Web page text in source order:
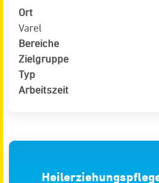
Ort
Varel
Bereiche
Zielgruppe
Typ
Arbeitszeit